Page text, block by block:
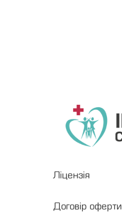
Ліцензія
Договір оферти